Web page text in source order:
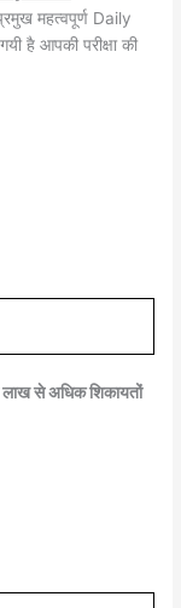
महत्वपूर्ण Daily
है आपकी परीक्षा की
से अधिक शिकायतों